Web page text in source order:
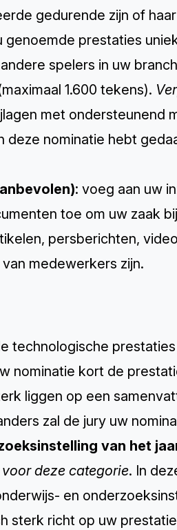
gedurende zijn of
genoemde prestaties
spelers in uw
1.600 tekens).
met ondersteunend
deze nominatie hebt
: voeg aan uw
toe om uw zaak
persberichten,
medewerkers zijn.
technologische
nominatie kort de
liggen op een
zal de jury uw
van het
deze categorie. In
en
sterk richt op uw